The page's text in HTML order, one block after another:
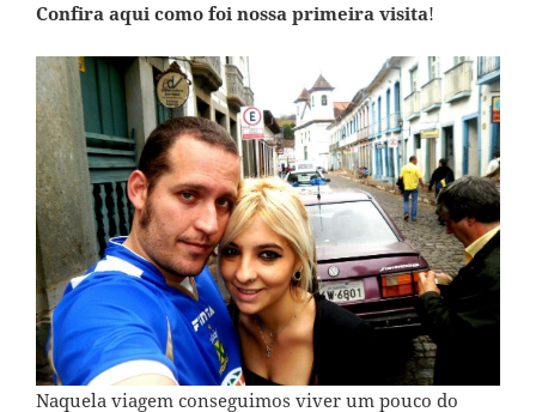
Confira aqui como foi nossa primeira visita!
Naquela viagem conseguimos viver um pouco do